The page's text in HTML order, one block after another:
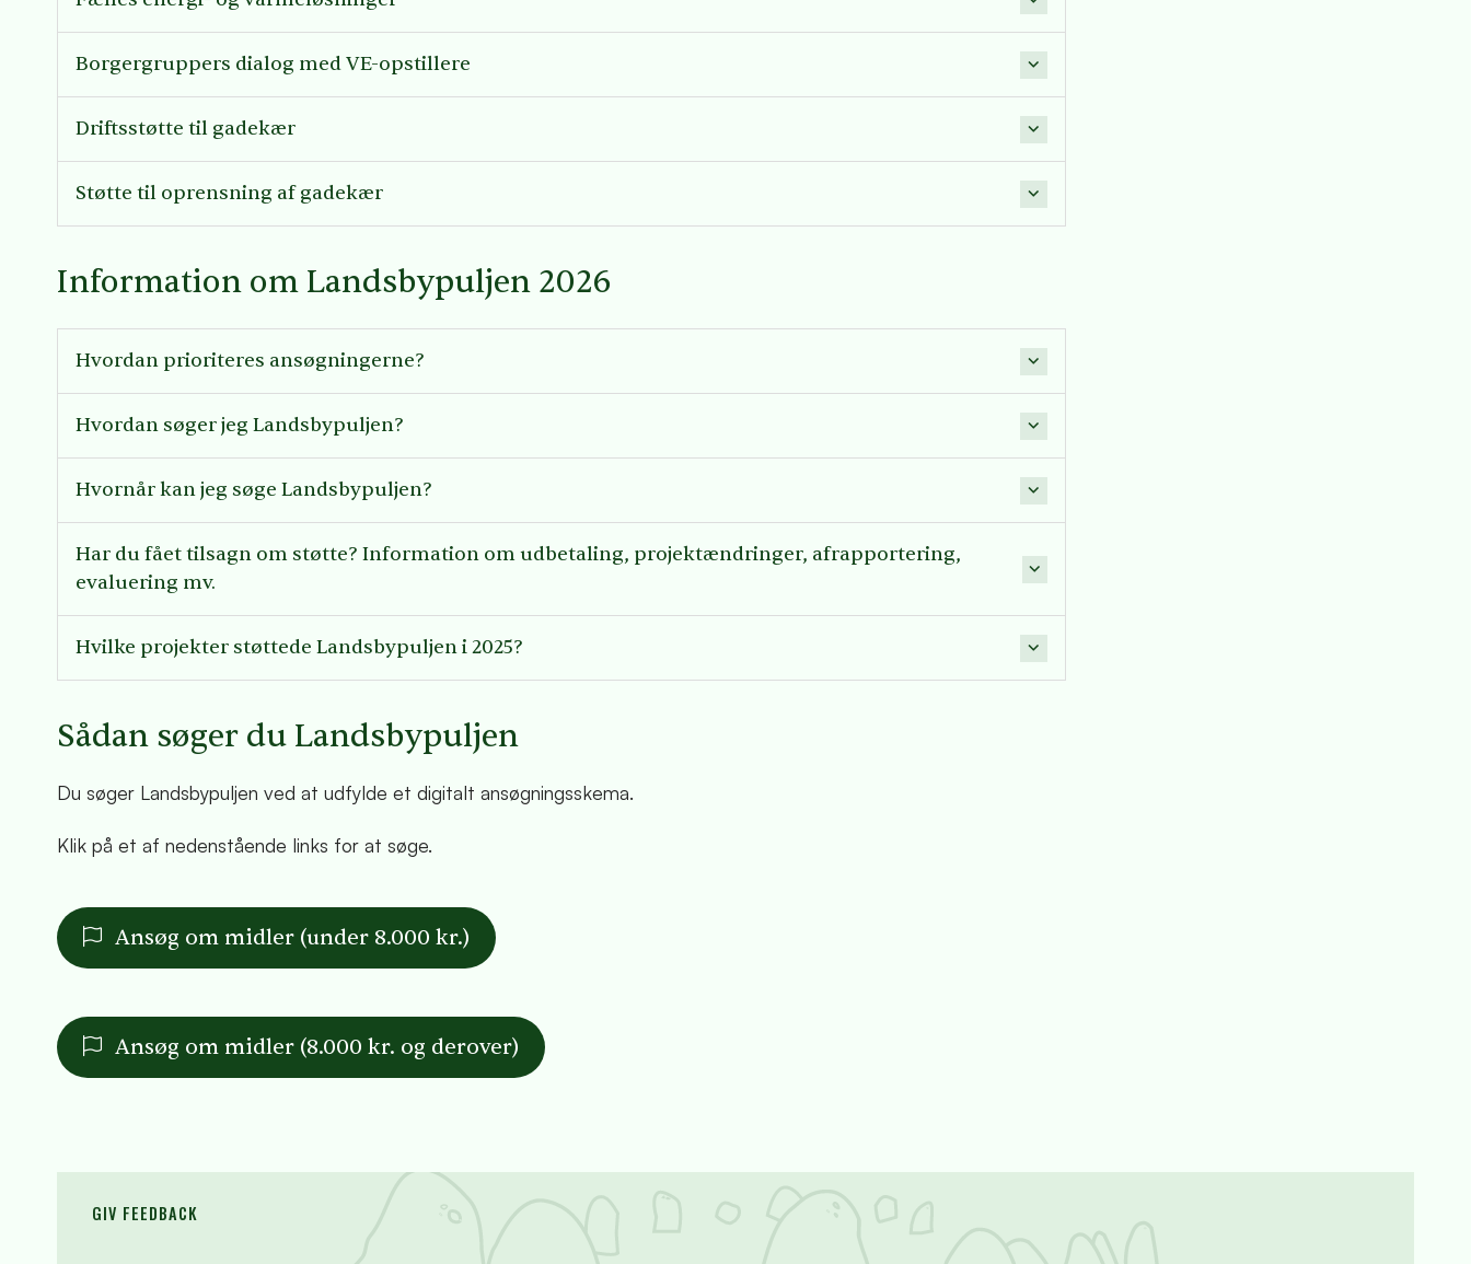
Borgergruppers dialog med VE-opstillere
Driftsstøtte til gadekær
Støtte til oprensning af gadekær
Information om Landsbypuljen 2026
Hvordan prioriteres ansøgningerne?
Hvordan søger jeg Landsbypuljen?
Hvornår kan jeg søge Landsbypuljen?
Har du fået tilsagn om støtte? Information om udbetaling, projektændringer, afrapportering,
evaluering mv.
Hvilke projekter støttede Landsbypuljen i 2025?
Sådan søger du Landsbypuljen
Du søger Landsbypuljen ved at udfylde et digitalt ansøgningsskema.
Klik på et af nedenstående links for at søge.
Ansøg om midler (under 8.000 kr.)
Ansøg om midler (8.000 kr. og derover)
GIV FEEDBACK